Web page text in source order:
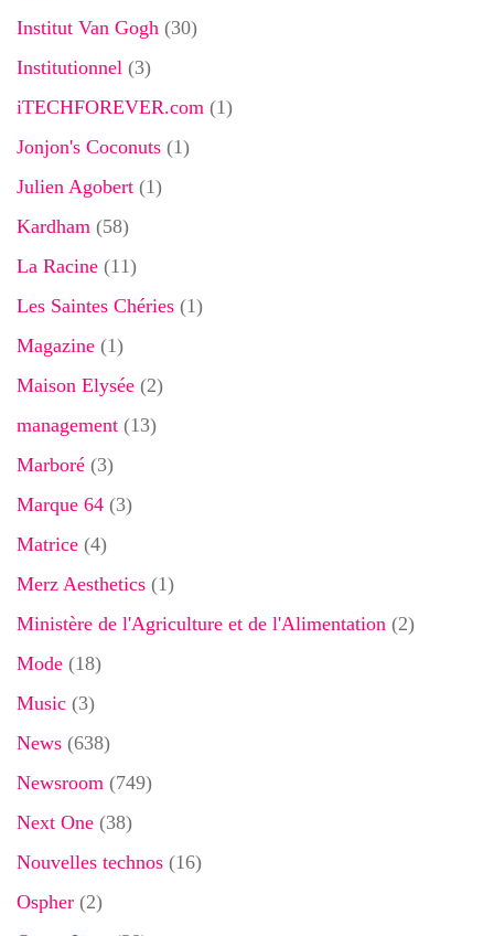
Institut Van Gogh (30)
Institutionnel (3)
iTECHFOREVER.com (1)
Jonjon's Coconuts (1)
Julien Agobert (1)
Kardham (58)
La Racine (11)
Les Saintes Chéries (1)
Magazine (1)
Maison Elysée (2)
management (13)
Marboré (3)
Marque 64 (3)
Matrice (4)
Merz Aesthetics (1)
Ministère de l'Agriculture et de l'Alimentation (2)
Mode (18)
Music (3)
News (638)
Newsroom (749)
Next One (38)
Nouvelles technos (16)
Ospher (2)